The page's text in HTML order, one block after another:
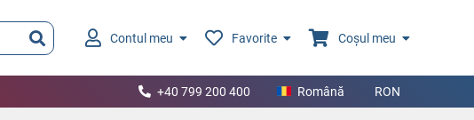
Contul meu Favorite Coșul meu
+40 799 200 400 Română RON